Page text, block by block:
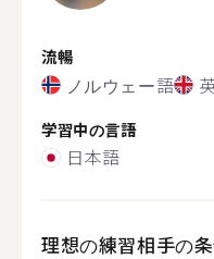
流暢
ノルウェー語
学習中の言語
日本語
理想の練習相手の